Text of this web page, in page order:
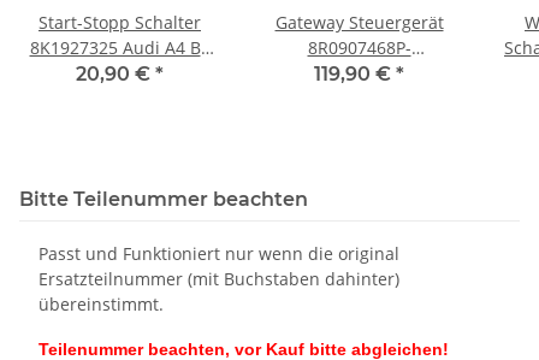
Start-Stopp Schalter
8K1927325 Audi A4 B8
8K A5 8T Taster
20,90 € *
Gateway Steuergerät
8R0907468P-
8R0907468D Audi A4 B8
119,90 € *
Bitte Teilenummer beachten
Passt und Funktioniert nur wenn die original
Ersatzteilnummer (mit Buchstaben dahinter)
übereinstimmt.
Teilenummer beachten, vor Kauf bitte abgleichen!